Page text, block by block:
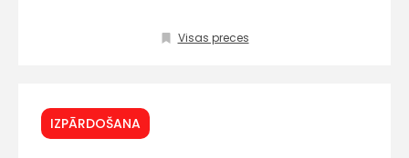
Visas preces
IZPĀRDOŠANA